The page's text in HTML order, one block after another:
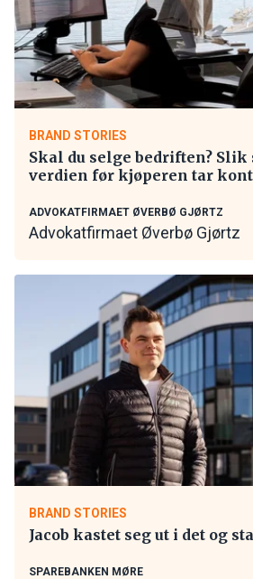
BRAND STORIES
Skal du selge bedriften? Slik
verdien før kjøperen tar
ADVOKATFIRMAET ØVERBØ GJØRTZ
Advokatfirmaet Øverbø Gjørtz
BRAND STORIES
Jacob kastet seg ut i det og
SPAREBANKEN MØRE